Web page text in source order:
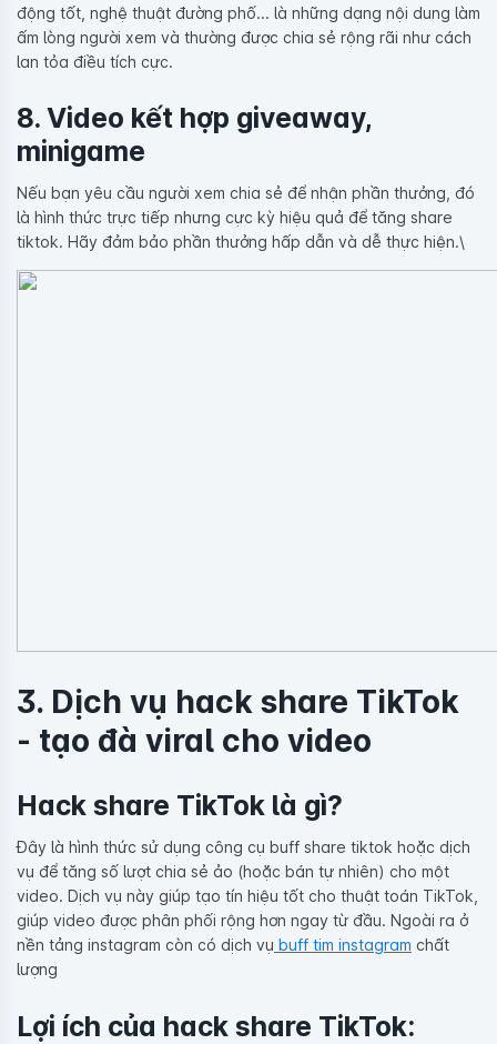
động tốt, nghệ thuật đường phố... là những dạng nội dung làm
ấm lòng người xem và thường được chia sẻ rộng rãi như cách
lan tỏa điều tích cực.
8. Video kết hợp giveaway,
minigame
Nếu bạn yêu cầu người xem chia sẻ để nhận phần thưởng, đó
là hình thức trực tiếp nhưng cực kỳ hiệu quả để tăng share
tiktok. Hãy đảm bảo phần thưởng hấp dẫn và dễ thực hiện.\
3. Dịch vụ hack share TikTok
- tạo đà viral cho video
Hack share TikTok là gì?
Đây là hình thức sử dụng công cụ buff share tiktok hoặc dịch
vụ để tăng số lượt chia sẻ ảo (hoặc bán tự nhiên) cho một
video. Dịch vụ này giúp tạo tín hiệu tốt cho thuật toán TikTok,
giúp video được phân phối rộng hơn ngay từ đầu. Ngoài ra ở
nền tảng instagram còn có dịch vụ buff tim instagram chất
lượng
Lợi ích của hack share TikTok: